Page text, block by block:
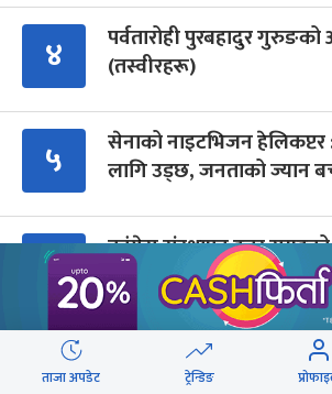
४
पर्वतारोही पुरबहादुर गुरुङको
(तस्वीरहरू)
५
सेनाको नाइटभिजन
लागि उड्छ, जनताको ज्यान
६
कांग्रेस संस्थापन इतर समूहको
देउवाले सम्बोधन गर्ने
७
प्रधानमन्त्री बालेनले
समितिबाट जस्ताको तस्तै सदर
ताजा अपडेट ट्रेन्डिङ